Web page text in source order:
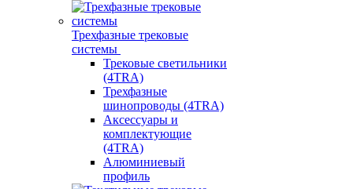
Трехфазные трековые
системы
Трековые светильники
(4TRA)
Трехфазные
шинопроводы (4TRA)
Аксессуары и
комплектующие
(4TRA)
Алюминиевый
профиль